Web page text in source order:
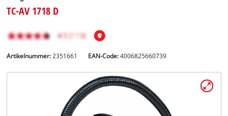
Nederlands
TC-AV 1718 D
Artikelnummer: 2351661 EAN-Code:4006825660739